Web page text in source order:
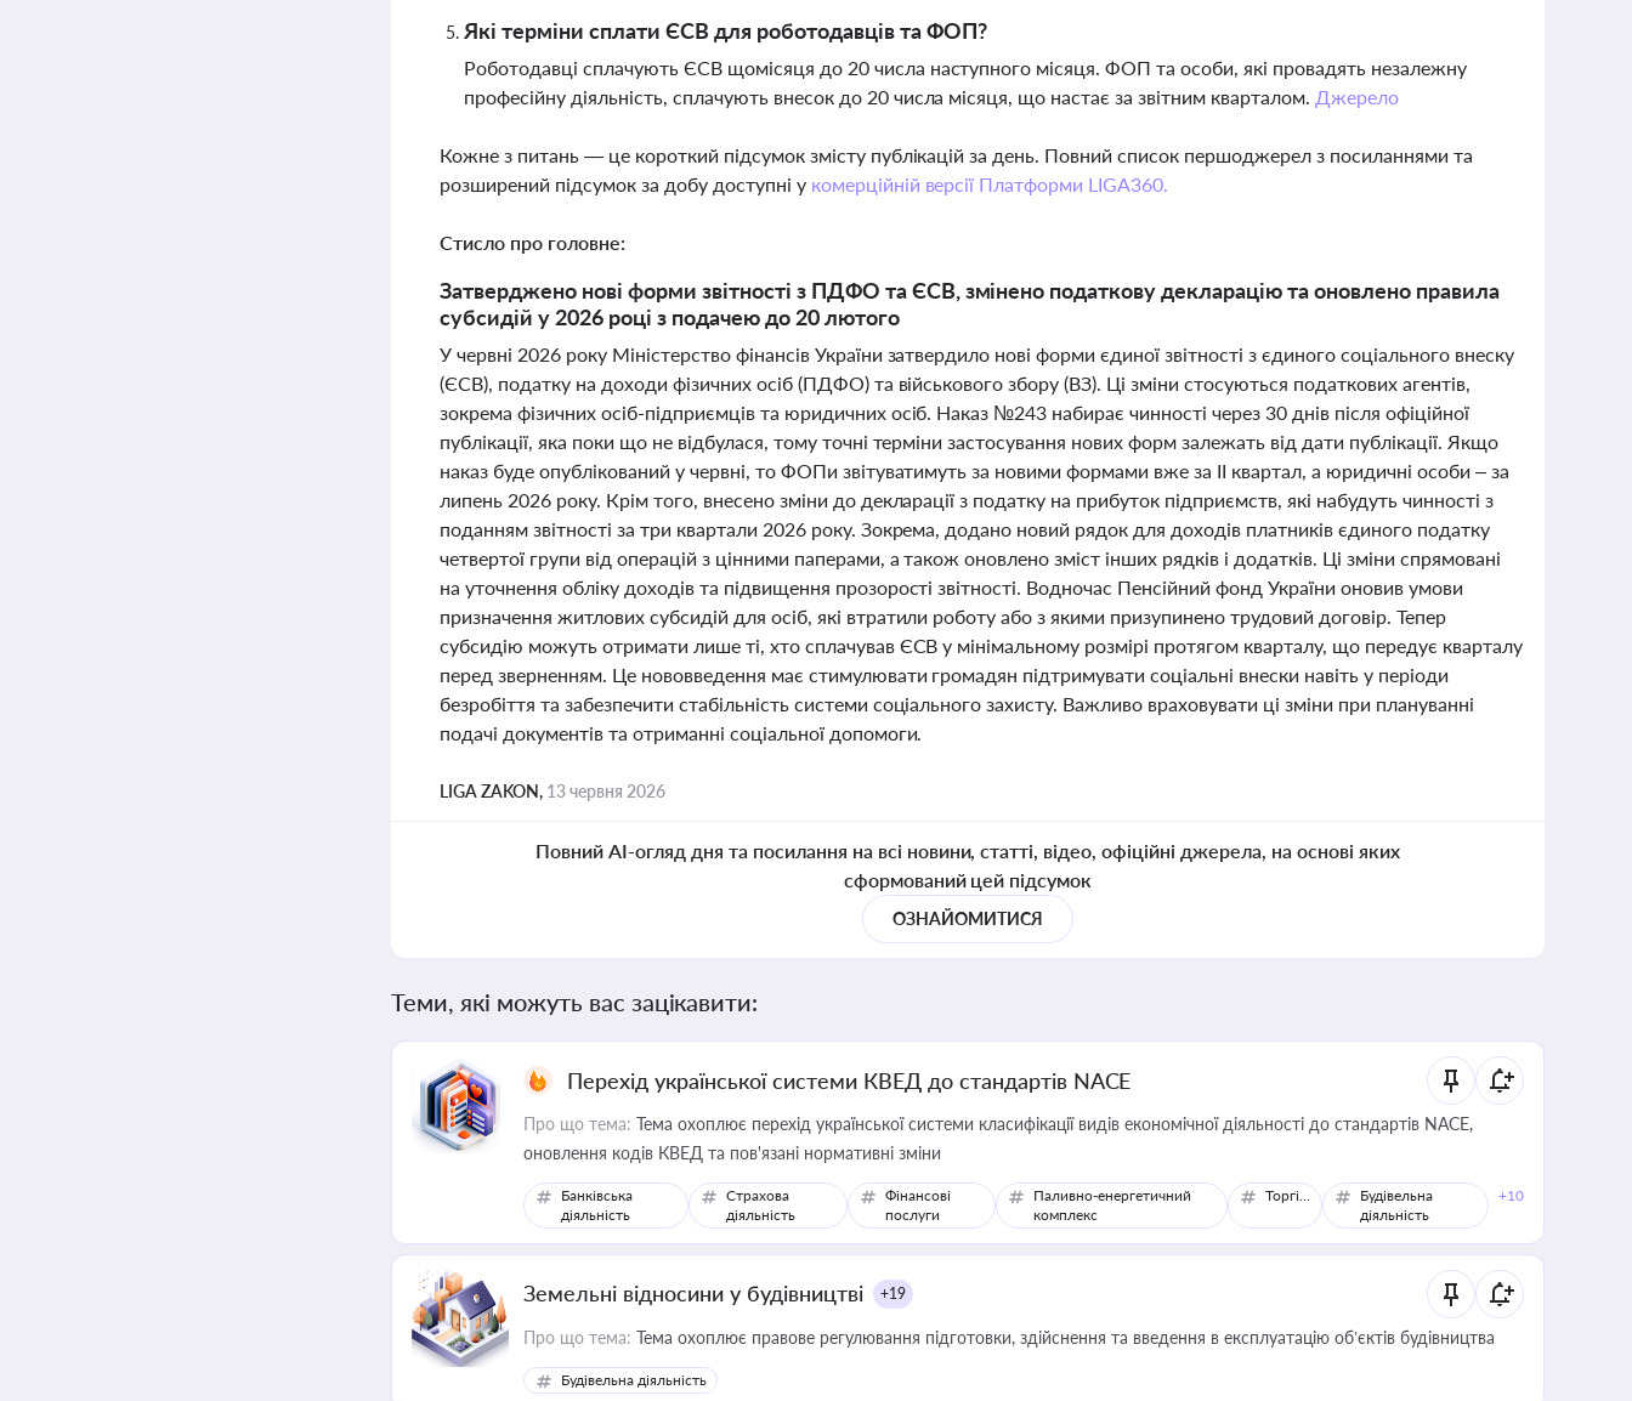
Які терміни сплати ЄСВ для роботодавців та ФОП?
Роботодавці сплачують ЄСВ щомісяця до 20 числа наступного місяця. ФОП та особи, які провадять незалежну
професійну діяльність, сплачують внесок до 20 числа місяця, що настає за звітним кварталом. Джерело
Кожне з питань — це короткий підсумок змісту публікацій за день. Повний список першоджерел з посиланнями та
розширений підсумок за добу доступні у комерційній версії Платформи LIGA360.
Стисло про головне:
Затверджено нові форми звітності з ПДФО та ЄСВ, змінено податкову декларацію та оновлено правила
субсидій у 2026 році з подачею до 20 лютого
У червні 2026 року Міністерство фінансів України затвердило нові форми єдиної звітності з єдиного соціального внеску
(ЄСВ), податку на доходи фізичних осіб (ПДФО) та військового збору (ВЗ). Ці зміни стосуються податкових агентів,
зокрема фізичних осіб-підприємців та юридичних осіб. Наказ №243 набирає чинності через 30 днів після офіційної
публікації, яка поки що не відбулася, тому точні терміни застосування нових форм залежать від дати публікації. Якщо
наказ буде опублікований у червні, то ФОПи звітуватимуть за новими формами вже за ІІ квартал, а юридичні особи – за
липень 2026 року. Крім того, внесено зміни до декларації з податку на прибуток підприємств, які набудуть чинності з
поданням звітності за три квартали 2026 року. Зокрема, додано новий рядок для доходів платників єдиного податку
четвертої групи від операцій з цінними паперами, а також оновлено зміст інших рядків і додатків. Ці зміни спрямовані
на уточнення обліку доходів та підвищення прозорості звітності. Водночас Пенсійний фонд України оновив умови
призначення житлових субсидій для осіб, які втратили роботу або з якими призупинено трудовий договір. Тепер
субсидію можуть отримати лише ті, хто сплачував ЄСВ у мінімальному розмірі протягом кварталу, що передує кварталу
перед зверненням. Це нововведення має стимулювати громадян підтримувати соціальні внески навіть у періоди
безробіття та забезпечити стабільність системи соціального захисту. Важливо враховувати ці зміни при плануванні
подачі документів та отриманні соціальної допомоги.
LIGA ZAKON, 13 червня 2026
Повний AI-огляд дня та посилання на всі новини, статті, відео, офіційні джерела, на основі яких
сформований цей підсумок
ОЗНАЙОМИТИСЯ
Теми, які можуть вас зацікавити:
Перехід української системи КВЕД до стандартів NACE
Про що тема: Тема охоплює перехід української системи класифікації видів економічної діяльності до стандартів NACE,
оновлення кодів КВЕД та пов'язані нормативні зміни
Банківська
діяльність
Страхова
діяльність
Фінансові
послуги
Паливно-енергетичний
комплекс
Торгівля
Будівельна
діяльність
+10
Земельні відносини у будівництві +19
Про що тема: Тема охоплює правове регулювання підготовки, здійснення та введення в експлуатацію об’єктів будівництва
Будівельна діяльність